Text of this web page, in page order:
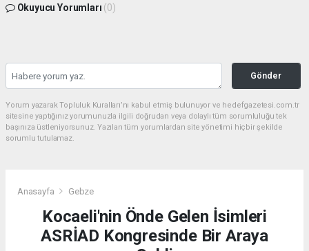
Okuyucu Yorumları (0)
Gönder
Yorum yazarak Topluluk Kuralları’nı kabul etmiş bulunuyor ve hedefgazetesi.com.tr
sitesine yaptığınız yorumunuzla ilgili doğrudan veya dolaylı tüm sorumluluğu tek
başınıza üstleniyorsunuz. Yazılan tüm yorumlardan site yönetimi hiçbir şekilde
sorumlu tutulamaz.
Anasayfa Gebze
Kocaeli'nin Önde Gelen İsimleri
ASRİAD Kongresinde Bir Araya